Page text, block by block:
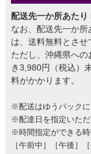
配送先一か所あたり
なお、配送先一か
は、送料無料とさせ
ただし、沖縄県へ
き3,980円（税込）
料がかかります。
※配送はゆうパックに
※配達日を指定いただ
※時間指定ができる
［午前中］［午後］